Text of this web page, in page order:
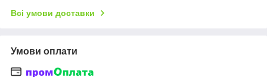
Всі умови доставки
Умови оплати